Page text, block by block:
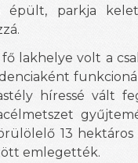
épült, parkja
lakhelye volt a
híressé vált
13
emlegették.